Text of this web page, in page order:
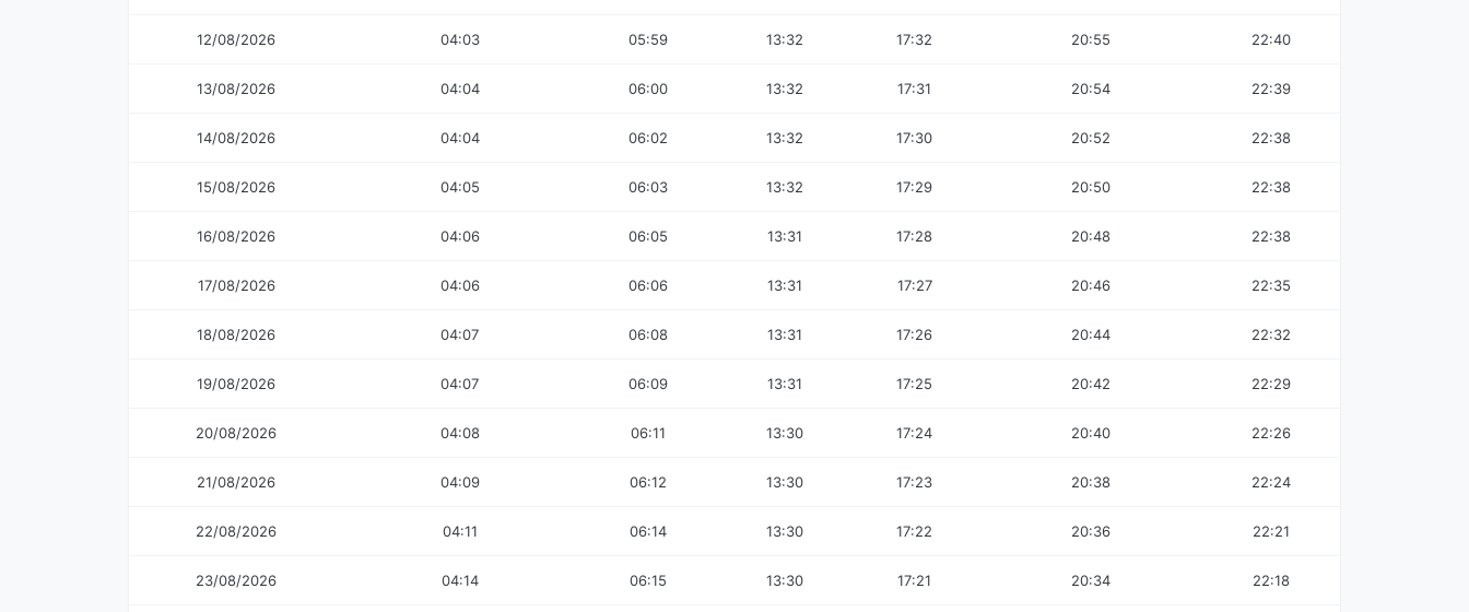
12/08/2026 04:03 05:59 13:32 17:32 20:55 22:40
13/08/2026 04:04 06:00 13:32 17:31 20:54 22:39
14/08/2026 04:04 06:02 13:32 17:30 20:52 22:38
15/08/2026 04:05 06:03 13:32 17:29 20:50 22:38
16/08/2026 04:06 06:05 13:31 17:28 20:48 22:38
17/08/2026 04:06 06:06 13:31 17:27 20:46 22:35
18/08/2026 04:07 06:08 13:31 17:26 20:44 22:32
19/08/2026 04:07 06:09 13:31 17:25 20:42 22:29
20/08/2026 04:08 06:11 13:30 17:24 20:40 22:26
21/08/2026 04:09 06:12 13:30 17:23 20:38 22:24
22/08/2026 04:11 06:14 13:30 17:22 20:36 22:21
23/08/2026 04:14 06:15 13:30 17:21 20:34 22:18